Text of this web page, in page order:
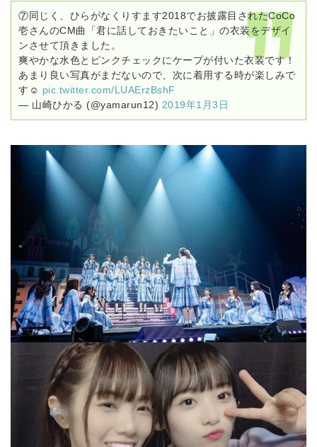
⑦同じく、ひらがなくりすます2018でお披露目されたCoCo
壱さんのCM曲「君に話しておきたいこと」の衣装をデザイ
ンさせて頂きました。
爽やかな水色とピンクチェックにケープが付いた衣装です！
あまり良い写真がまだないので、次に着用する時が楽しみで
す☺︎ pic.twitter.com/LUAErzBshF
— 山崎ひかる (@yamarun12) 2019年1月3日